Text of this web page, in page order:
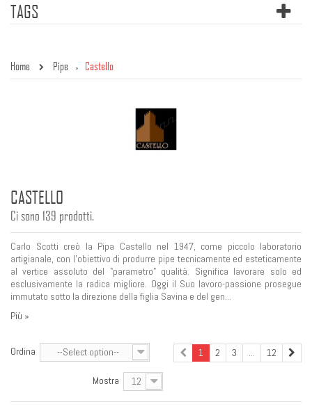
TAGS
Home Pipe » Castello
CASTELLO
Ci sono 139 prodotti.
Carlo Scotti creò la Pipa Castello nel 1947, come piccolo laboratorio
artigianale, con l'obiettivo di produrre pipe tecnicamente ed esteticamente
al vertice assoluto del "parametro" qualità. Significa lavorare solo ed
esclusivamente la radica migliore. Oggi il Suo lavoro-passione prosegue
immutato sotto la direzione della figlia Savina e del gen...
Più »
Ordina --Select option-- 1 2 3 ... 12
Mostra 12